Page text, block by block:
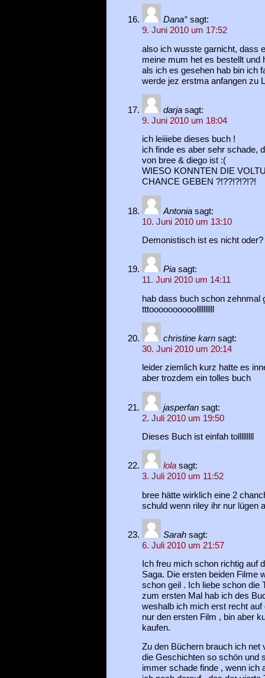
Dana° sagt:
9. Juni 2010 um 17:52
also ich wusste garnicht, dass
meine mum het es bestellt und
als ich es gesehen hab bin ich
werde jez erstma anfangen zu
darja sagt:
9. Juni 2010 um 18:04
ich leiiiebe dieses buch !
ich finde es aber sehr schade,
von bree & diego ist :(
WIESO KONNTEN DIE
CHANCE GEBEN ?!??!?!?!?!
Antonia sagt:
10. Juni 2010 um 13:10
Demonistisch ist es nicht oder?
Pia sagt:
11. Juni 2010 um 14:11
hab dass buch schon zehnmal
tttoooooooooollllllllll
christine karn sagt:
30. Juni 2010 um 20:14
leider ziemlich kurz hatte es
aber trozdem ein tolles buch
jasperfan sagt:
2. Juli 2010 um 19:50
Dieses Buch ist einfah tolllllllll
lola sagt:
3. Juli 2010 um 11:52
bree hätte wirklich eine 2
schuld wenn riley ihr nur lügen
Sarah sagt:
6. Juli 2010 um 21:57
Ich freu mich schon richtig auf
Saga. Die ersten beiden Filme
schon geil . Ich liebe schon die
zum ersten Mal hab ich des
weshalb ich mich erst recht
nur den ersten Film , bin aber
kaufen.
Zu den Büchern brauch ich net
die Geschichten so schön und
immer schade finde , wenn ich